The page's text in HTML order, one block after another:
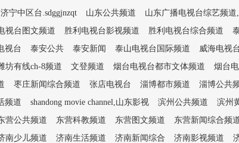
宁中区台.sdggjnzqt
山东公共频道 山东广播电视台综艺频道,
视台图文频道 胜利电视台影视频道 胜利电视台综合频道
视台
泰安公共 泰安新闻 泰山电视台国际频道 威海电视
坊有线ch-8频道 文登频道 烟台电视台都市文体频道 烟台
枣庄新闻综合频道 张店电视台 淄博都市频道 淄博公共
频道
shandong movie channel,山东影视 滨州公共频道 滨州
营公共频道 东营科教频道 东营图文频道 东营新闻综合频
南少儿频道 济南生活频道 济南新闻综合 济南影视频道